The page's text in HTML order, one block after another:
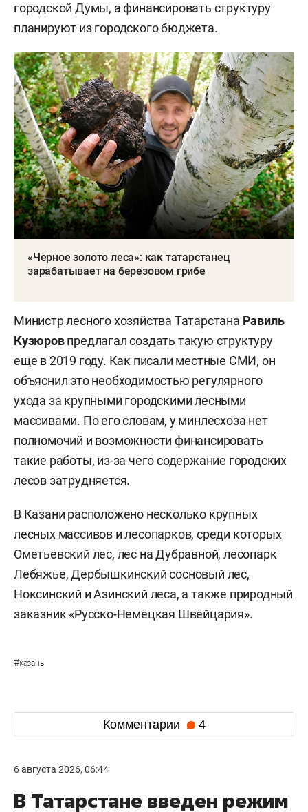
городской Думы, а финансировать структуру
планируют из городского бюджета.
«Черное золото леса»: как татарстанец
зарабатывает на березовом грибе
Министр лесного хозяйства Татарстана Равиль
Кузюровпредлагал создать такую структуру
еще в 2019 году. Как писали местные СМИ, он
объяснил это необходимостью регулярного
ухода за крупными городскими лесными
массивами. По его словам, у минлесхоза нет
полномочий и возможности финансировать
такие работы, из-за чего содержание городских
лесов затрудняется.
В Казани расположено несколько крупных
лесных массивов и лесопарков, среди которых
Ометьевский лес, лес на Дубравной, лесопарк
Лебяжье, Дербышкинский сосновый лес,
Ноксинский и Азинский леса, а также природный
заказник «Русско-Немецкая Швейцария».
#казань
Комментарии 4
6 августа 2026, 06:44
В Татарстане введен режим